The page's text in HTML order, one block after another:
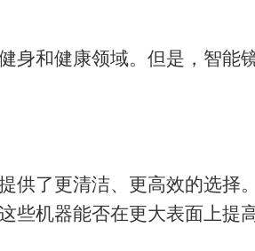
身和健康领域。但是，智能
供了更清洁、更高效的选择
些机器能否在更大表面上提